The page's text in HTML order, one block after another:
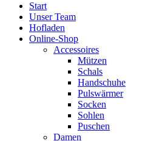
Start
Unser Team
Hofladen
Online-Shop
Accessoires
Mützen
Schals
Handschuhe
Pulswärmer
Socken
Sohlen
Puschen
Damen